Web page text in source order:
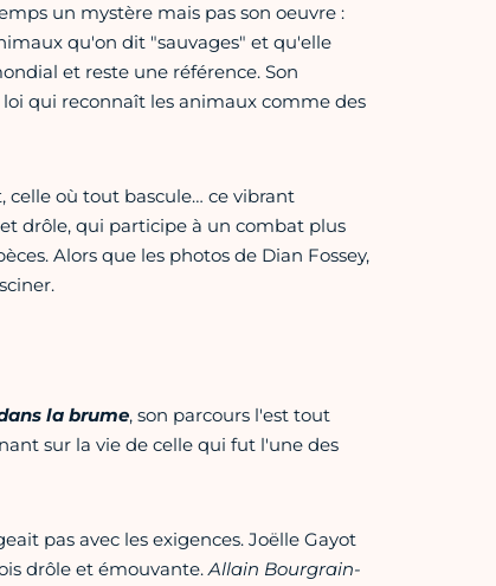
un mystère mais pas son oeuvre :
qu'on dit "sauvages" et qu'elle
et reste une référence. Son
qui reconnaît les animaux comme des
où tout bascule… ce vibrant
drôle, qui participe à un combat plus
Alors que les photos de Dian Fossey,
la brume, son parcours l'est tout
sur la vie de celle qui fut l'une des
pas avec les exigences. Joëlle Gayot
drôle et émouvante.Allain Bourgrain-